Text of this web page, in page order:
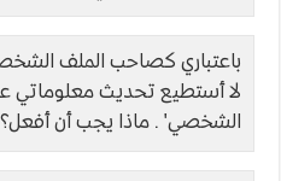
باعتباري كصاحب الملف
لا أستطيع تحديث معلوماتي
الشخصي' . ماذا يجب أن أفعل؟